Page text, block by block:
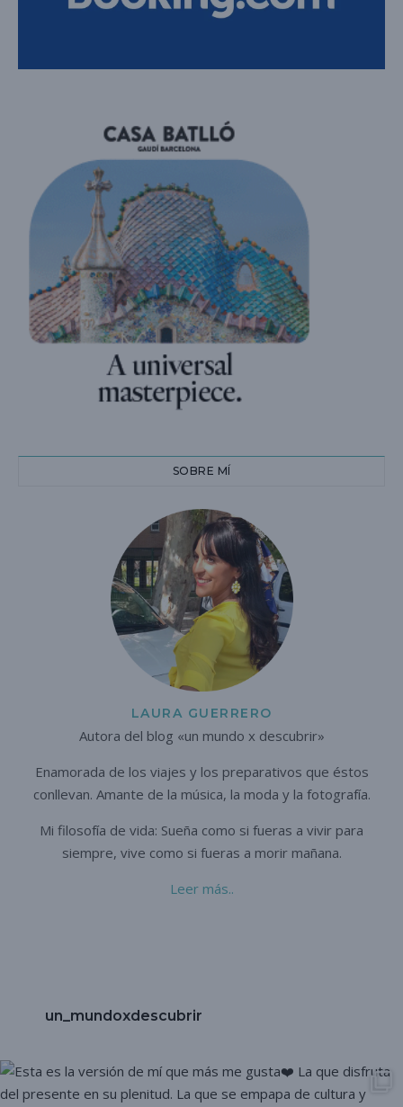
SOBRE MÍ
LAURA GUERRERO
Autora del blog «un mundo x descubrir»
Enamorada de los viajes y los preparativos que éstos
conllevan. Amante de la música, la moda y la fotografía.
Mi filosofía de vida: Sueña como si fueras a vivir para
siempre, vive como si fueras a morir mañana.
Leer más..
un_mundoxdescubrir